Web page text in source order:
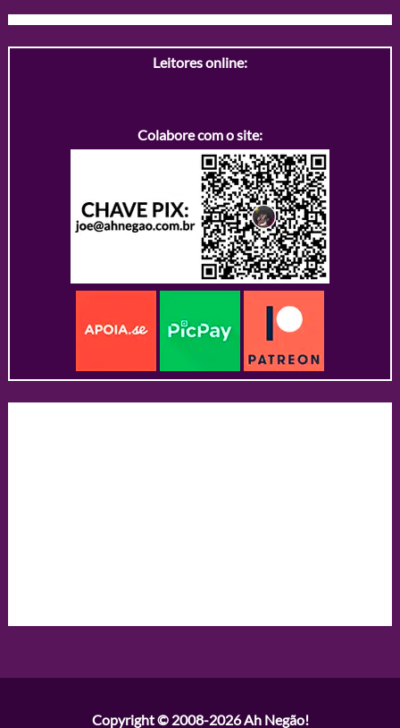
Leitores online:
Colabore com o site:
Copyright © 2008-2026Ah Negão!